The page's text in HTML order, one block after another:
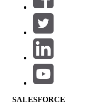
SELECCIONAR FILTROS
Área de productos
Repercusión de función
SALESFORCE